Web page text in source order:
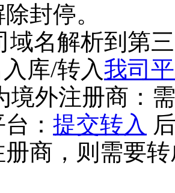
封停。
域名解析到第
库/转入我司
境外注册商：
： 提交转入
商，则需要